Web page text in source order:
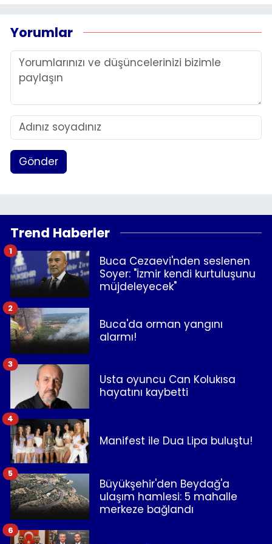
Yorumlar
Gönder
Trend Haberler
Buca Cezaevi'nden seslenen
Soyer: "İzmir kendi kurtuluşunu
müjdeleyecek"
1
Buca'da orman yangını
alarmı!
2
Usta oyuncu Can Kolukısa
hayatını kaybetti
3
Manifest ile Dua Lipa buluştu!
4
Büyükşehir'den Beydağ'a
ulaşım hamlesi: 5 mahalle
merkeze bağlandı
5
6